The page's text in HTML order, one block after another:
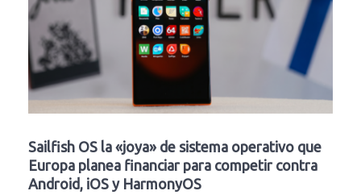
Sailfish OS la «joya» de sistema operativo que
Europa planea financiar para competir contra
Android, iOS y HarmonyOS